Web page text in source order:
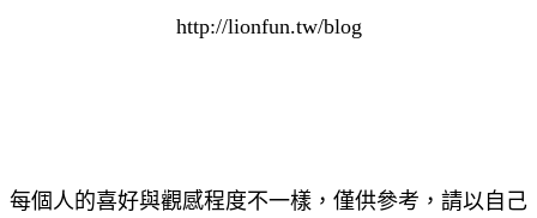
http://lionfun.tw/blog
每個人的喜好與觀感程度不一樣，僅供參考，請以自己